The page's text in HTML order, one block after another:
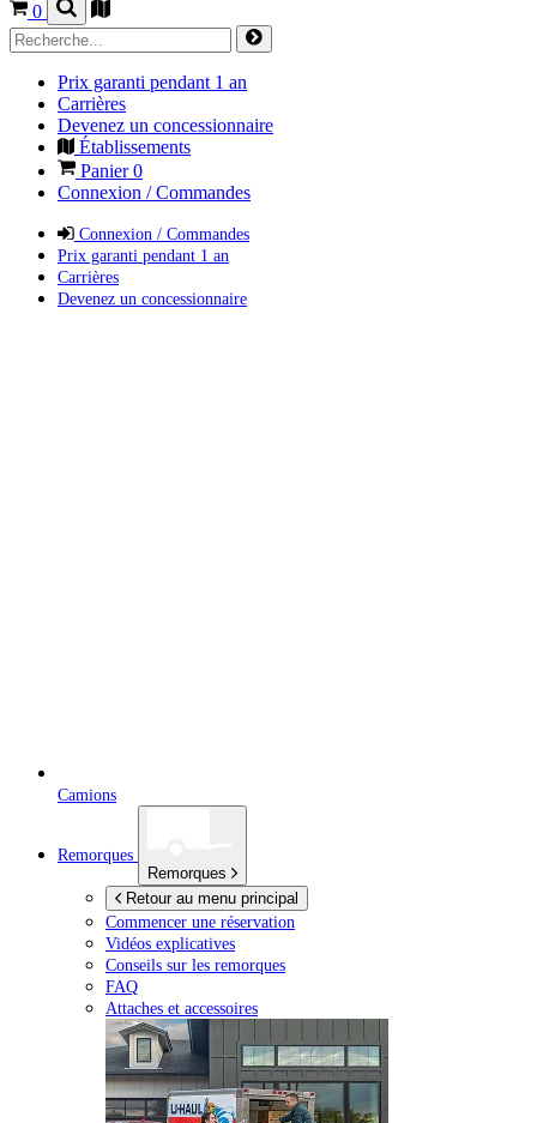
0
Prix garanti pendant 1 an
Carrières
Devenez un concessionnaire
Établissements
Panier0
Connexion / Commandes
Connexion / Commandes
Prix garanti pendant 1 an
Carrières
Devenez un concessionnaire
Camions
Remorques
Remorques
Retour au menu principal
Commencer une réservation
Vidéos explicatives
Conseils sur les remorques
FAQ
Attaches et accessoires